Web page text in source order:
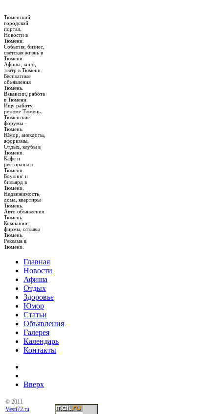
Тюменский
городской
портал.
Новости в
Тюмени.
События, бизнес,
светская жизнь в
Тюмени.
Афиша, кино,
театр в Тюмени.
Бесплатные
объявления
Тюмень.
Вакансии, работа
в Тюмени.
Ищу работу,
резюме Тюмень.
Тюменские
форумы –
Тюмень.
Юмор, анекдоты,
афоризмы.
Отдых, клубы в
Тюмени.
Кафе и
рестораны в
Тюмени.
Боулинг и
бильярд в
Тюмени.
Недвижимость,
дома, квартиры
Тюмень.
Авто объявления
Тюмень.
Компании,
фирмы, отзывы
Тюмень.
Реклама в
Тюмени.
Главная
Новости
Афиша
Отдых
Здоровье
Юмор
Статьи
Объявления
Галерея
Календарь
Контакты
Вверх
© 2011
Vesti72.ru